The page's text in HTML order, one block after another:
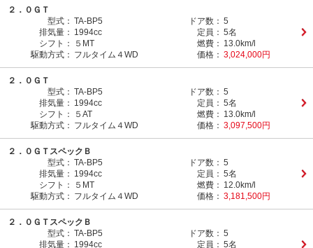
２．０ＧＴ
型式： TA-BP5 ドア数： 5
排気量： 1994cc 定員： 5名
シフト：
５MT 燃費： 13.0km/l
駆動方式： フルタイム４WD 価格： 3,024,000円
２．０ＧＴ
型式： TA-BP5 ドア数： 5
排気量： 1994cc 定員： 5名
シフト：
５AT 燃費： 13.0km/l
駆動方式： フルタイム４WD 価格： 3,097,500円
２．０ＧＴスペックＢ
型式： TA-BP5 ドア数： 5
排気量： 1994cc 定員： 5名
シフト：
５MT 燃費： 12.0km/l
駆動方式： フルタイム４WD 価格： 3,181,500円
２．０ＧＴスペックＢ
型式： TA-BP5 ドア数： 5
排気量： 1994cc 定員： 5名